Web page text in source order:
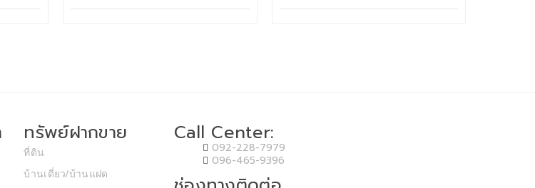
ทรัพย์ฝากขาย
ที่ดิน
บ้านเดี่ยว/บ้านแฝด
Call Center:
092-228-7979
096-465-9396